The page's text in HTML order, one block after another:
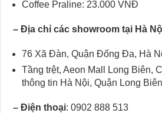
Coffee Praline: 23.000 VNĐ
– Địa chỉ cácshowroom tại Hà
76 Xã Đàn, Quận Đống Đa, Hà
Tầng trệt, Aeon Mall Long Biên,
thông tin Hà Nội, Quận Long
–Điện thoại: 0902 888 513